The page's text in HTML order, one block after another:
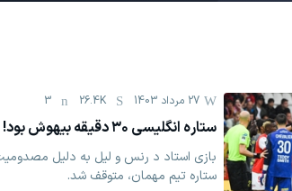
27 مرداد 1403 26.4K
3
ستاره انگلیسی ۳۰ دقیقه بیهوش بود! (عکس)
بازی استاد د رنس و لیل به دلیل
ستاره تیم مهمان، متوقف شد.